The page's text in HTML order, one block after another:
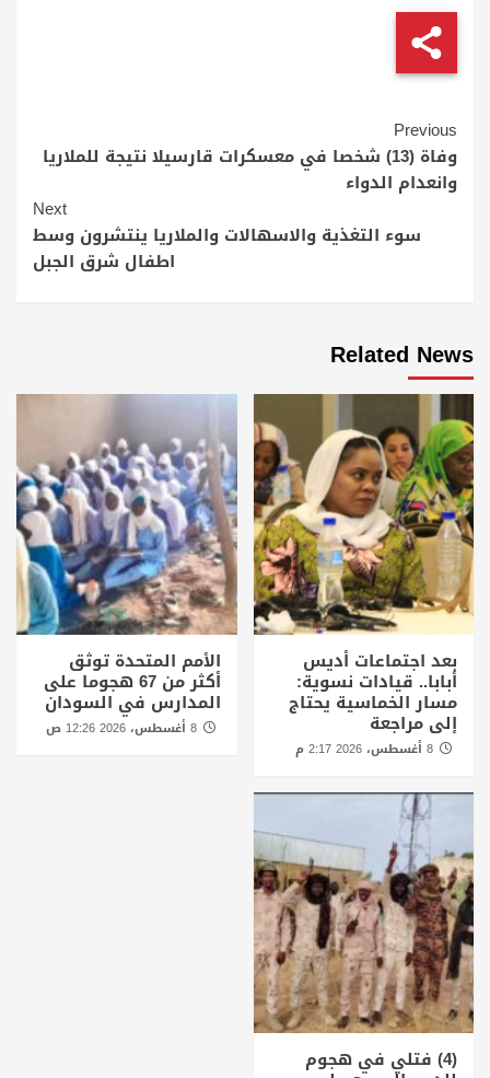
Continue
Reading
Previous
وفاة (13) شخصا في معسكرات قارسيلا نتيجة للملاريا
وانعدام الدواء
Next
سوء التغذية والاسهالات والملاريا ينتشرون وسط
اطفال شرق الجبل
Related News
بعد اجتماعات أديس
أبابا.. قيادات نسوية:
مسار الخماسية يحتاج
إلى مراجعة
الأمم المتحدة توثق
أكثر من 67 هجوما على
المدارس في السودان
8 أغسطس، 2026 12:26 ص
(4) فتلي في هجوم